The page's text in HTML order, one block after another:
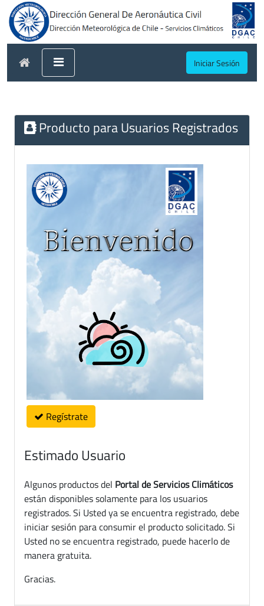
Iniciar Sesión
Producto para Usuarios Registrados
Regístrate
Estimado Usuario
Algunos productos del Portal de Servicios Climáticos
están disponibles solamente para los usuarios
registrados. Si Usted ya se encuentra registrado, debe
iniciar sesión para consumir el producto solicitado. Si
Usted no se encuentra registrado, puede hacerlo de
manera gratuita.
Gracias.